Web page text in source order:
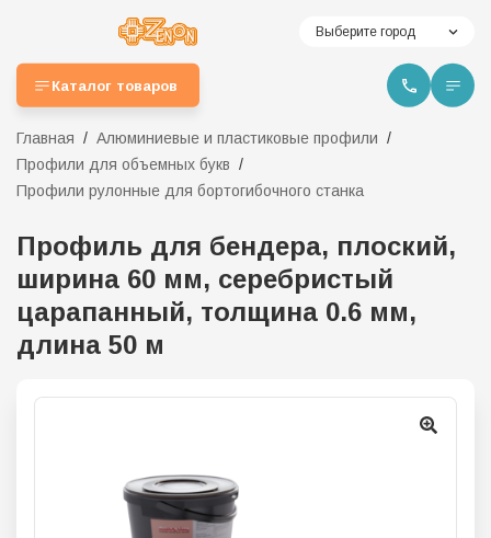
Выберите город
Каталог товаров
Главная
Алюминиевые и пластиковые профили
Профили для объемных букв
Профили рулонные для бортогибочного станка
Профиль для бендера, плоский,
ширина 60 мм, серебристый
царапанный, толщина 0.6 мм,
длина 50 м